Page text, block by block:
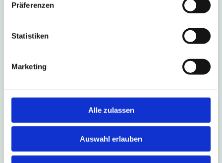
Präferenzen
Statistiken
Marketing
Alle zulassen
Auswahl erlauben
Aufgrund einer Fahrbahn-Sanierung ist die B1 in
Fahrtrichtung Salzkotten vom 6. August bis zum
16. Oktober 2026 gesperrt. Die Linien S90, 490,
eine Umleitungsstrecke.
Weitere Infos